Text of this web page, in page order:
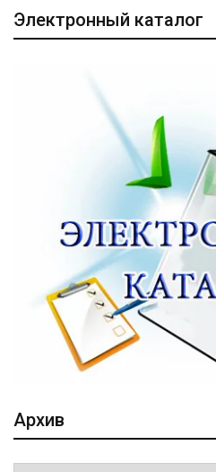
Электронный каталог
Архив